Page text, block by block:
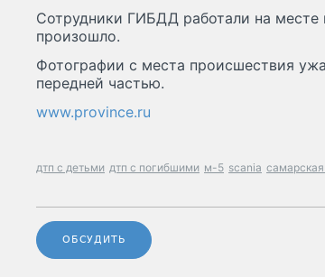
Сотрудники ГИБДД работали на
произошло.
Фотографии с места происшествия
передней частью.
www.province.ru
дтп с детьми дтп с погибшими м-5 scania
ОБСУДИТЬ